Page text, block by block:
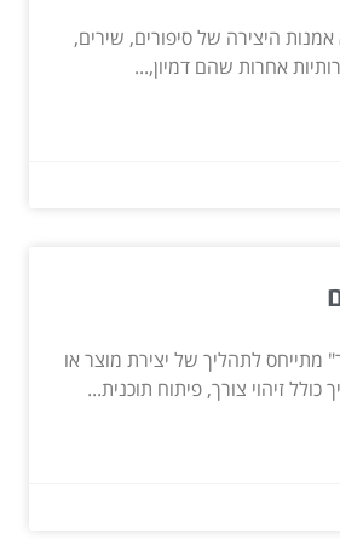
היצירה של סיפורים, שירים,
אחרות שהם דמיון,...
מתייחס לתהליך של יצירת מוצר או
זיהוי צורך, פיתוח תוכנית...